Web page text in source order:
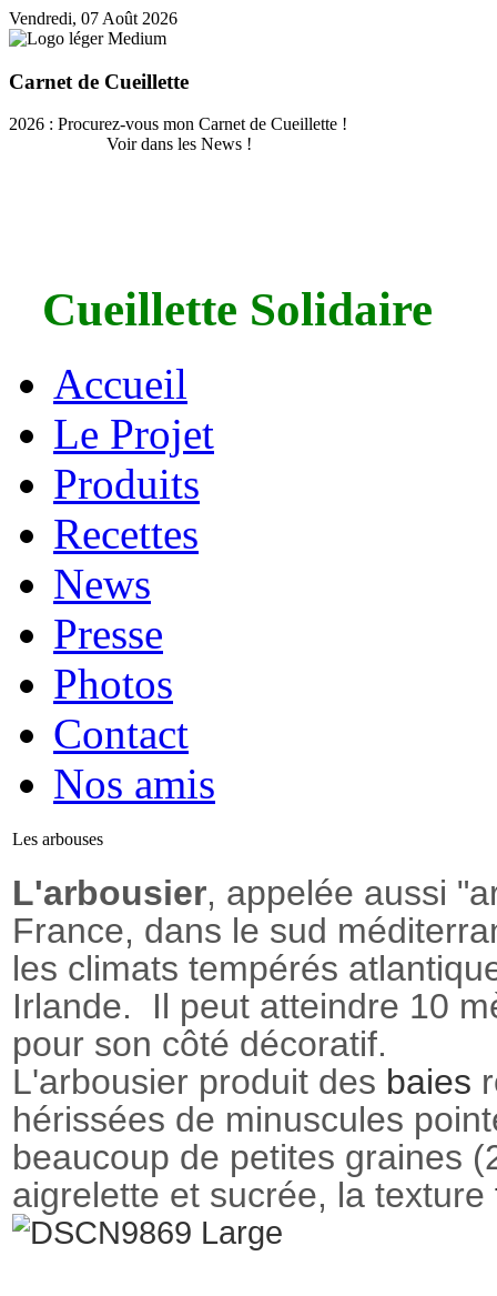
Vendredi, 07 Août 2026
Carnet de Cueillette
2026 : Procurez-vous mon Carnet de Cueillette !
Voir dans les News !
Cueillette Solidaire
Accueil
Le Projet
Produits
Recettes
News
Presse
Photos
Contact
Nos amis
Les arbouses
L'arbousier, appelée aussi
France, dans le sud
les climats tempérés
Irlande. Il peut atteindre 10
pour son côté décoratif.
L'arbousier produit des baies
hérissées de minuscules
beaucoup de petites graines
aigrelette et sucrée, la texture